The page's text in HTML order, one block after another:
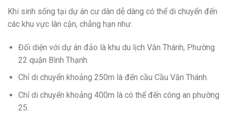
Khi sinh sống tại dự án cư dân dễ dàng có thể di chuyển đến
các khu vực lân cận, chẳng hạn như:
Đối diện với dự án đảo là khu du lịch Văn Thánh, Phường
22 quận Bình Thạnh.
Chỉ di chuyển khoảng 250m là đến cầu Cầu Văn Thánh.
Chỉ di chuyển khoảng 400m là có thể đến công an phường
25.